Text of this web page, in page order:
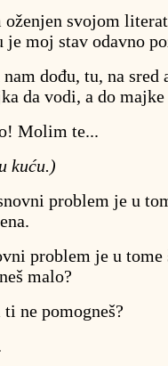
oženjen svojom
je moj stav odavno
nam dođu, tu, na
da vodi, a do majke
Molim te...
kuću.)
problem je u
problem je u tome
malo?
ne pomogneš?